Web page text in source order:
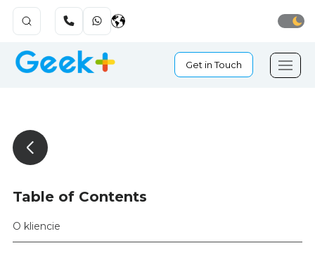
Get in Touch
Table of Contents
O kliencie